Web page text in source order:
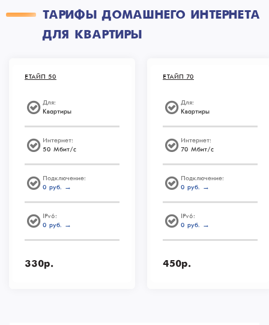
ТАРИФЫ ДОМАШНЕГО ИНТЕРНЕТА
ДЛЯ КВАРТИРЫ
ЕТАЙП 50
Для:
Квартиры
Интернет:
50 Мбит/с
Подключение:
0 руб. →
IPv6:
0 руб. →
330р.
ЕТАЙП 70
Для:
Квартиры
Интернет:
70 Мбит/с
Подключение:
0 руб. →
IPv6:
0 руб. →
450р.